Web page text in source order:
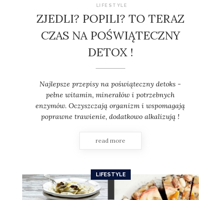
LIFESTYLE
ZJEDLI? POPILI? TO TERAZ
CZAS NA POŚWIĄTECZNY
DETOX !
Najlepsze przepisy na poświąteczny detoks -
pełne witamin, minerałów i potrzebnych
enzymów. Oczyszczają organizm i wspomagają
poprawne trawienie, dodatkowo alkalizują !
read more
LIFESTYLE